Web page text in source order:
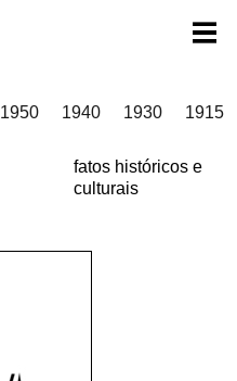
1950 1940 1930 1915
fatos históricos e
culturais